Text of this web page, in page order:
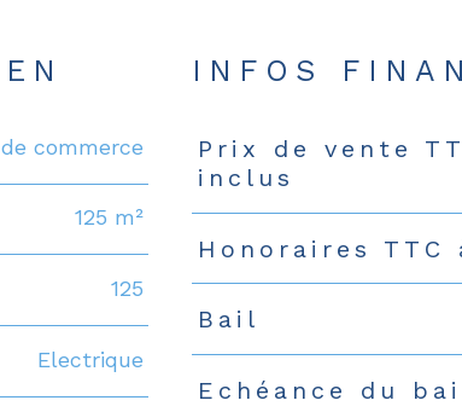
commerce
125 m²
125
Electrique
INFOS
Caractéristiques Valeurs
Prix de vente
inclus
Honoraires
Bail
Echéance du